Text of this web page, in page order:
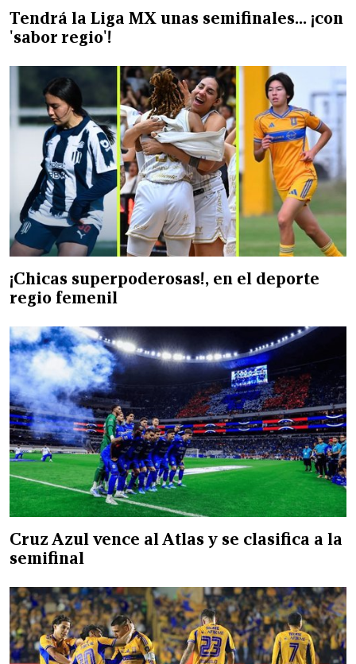
Tendrá la Liga MX unas semifinales… ¡con
'sabor regio'!
¡Chicas superpoderosas!, en el deporte
regio femenil
Cruz Azul vence al Atlas y se clasifica a la
semifinal